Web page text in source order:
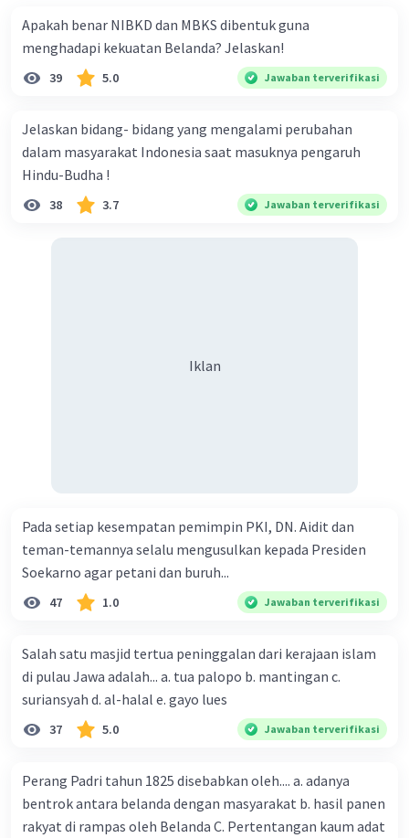
Apakah benar NIBKD dan MBKS dibentuk guna
menghadapi kekuatan Belanda? Jelaskan!
39 5.0 Jawaban terverifikasi
Jelaskan bidang- bidang yang mengalami perubahan
dalam masyarakat Indonesia saat masuknya pengaruh
Hindu-Budha !
38 3.7 Jawaban terverifikasi
Iklan
Pada setiap kesempatan pemimpin PKI, DN. Aidit dan
teman-temannya selalu mengusulkan kepada Presiden
Soekarno agar petani dan buruh...
47 1.0 Jawaban terverifikasi
Salah satu masjid tertua peninggalan dari kerajaan islam
di pulau Jawa adalah... a. tua palopo b. mantingan c.
suriansyah d. al-halal e. gayo lues
37 5.0 Jawaban terverifikasi
Perang Padri tahun 1825 disebabkan oleh.... a. adanya
bentrok antara belanda dengan masyarakat b. hasil panen
rakyat di rampas oleh Belanda C. Pertentangan kaum adat